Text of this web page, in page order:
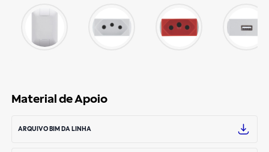
Material de Apoio
ARQUIVO BIM DA LINHA